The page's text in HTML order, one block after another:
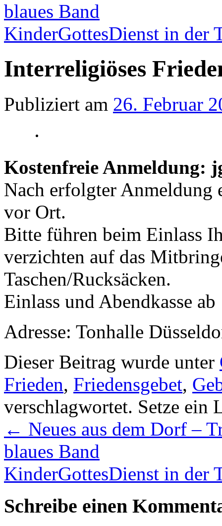
blaues Band
KinderGottesDienst in der
Interreligiöses
Publiziert am 26. Februar
Kostenfreie Anmeldung:
Nach erfolgter Anmeldung
vor Ort.
Bitte führen beim Einlass
verzichten auf das
Taschen/Rucksäcken.
Einlass und Abendkasse
Adresse: Tonhalle
Dieser Beitrag wurde unter
Frieden, Friedensgebet,
verschlagwortet. Setze ein
← Neues aus dem Dorf –
blaues Band
KinderGottesDienst in der
Schreibe einen